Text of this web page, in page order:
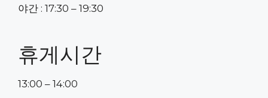
야간 : 17:30 – 19:30
휴게시간
13:00 – 14:00